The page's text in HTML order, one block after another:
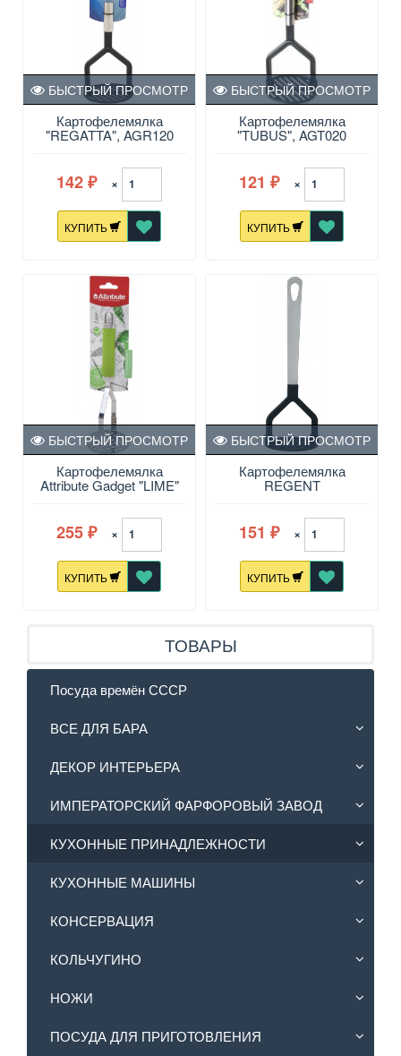
Картофелемялка
"REGATTA", AGR120
БЫСТРЫЙ ПРОСМОТР
142 ₽ ×
КУПИТЬ
Картофелемялка
"TUBUS", AGT020
БЫСТРЫЙ ПРОСМОТР
121 ₽ ×
КУПИТЬ
Картофелемялка
Attribute Gadget "LIME"
БЫСТРЫЙ ПРОСМОТР
255 ₽ ×
КУПИТЬ
Картофелемялка
REGENT
БЫСТРЫЙ ПРОСМОТР
151 ₽ ×
КУПИТЬ
ТОВАРЫ
Посуда времён СССР
ВСЕ ДЛЯ БАРА
ДЕКОР ИНТЕРЬЕРА
ИМПЕРАТОРСКИЙ ФАРФОРОВЫЙ ЗАВОД
КУХОННЫЕ ПРИНАДЛЕЖНОСТИ
КУХОННЫЕ МАШИНЫ
КОНСЕРВАЦИЯ
КОЛЬЧУГИНО
НОЖИ
ПОСУДА ДЛЯ ПРИГОТОВЛЕНИЯ